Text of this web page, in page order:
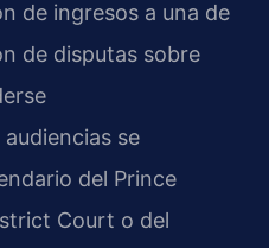
de ingresos a una de
de disputas sobre
se
del Prince
Court o del